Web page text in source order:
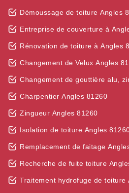
Démoussage de toiture Angles
Entreprise de couverture à
Rénovation de toiture à Angles
Changement de Velux Angles
Changement de gouttière alu,
Charpentier Angles 81260
Zingueur Angles 81260
Isolation de toiture Angles
Remplacement de faitage
Recherche de fuite toiture
Traitement hydrofuge de toiture